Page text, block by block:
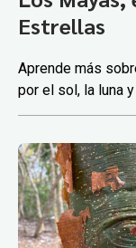
Estrellas
Aprende más
por el sol, la luna